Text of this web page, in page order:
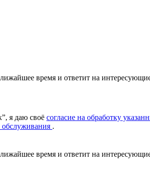
время и ответит на
я даю своё согласие на обработку
обслуживания .
время и ответит на